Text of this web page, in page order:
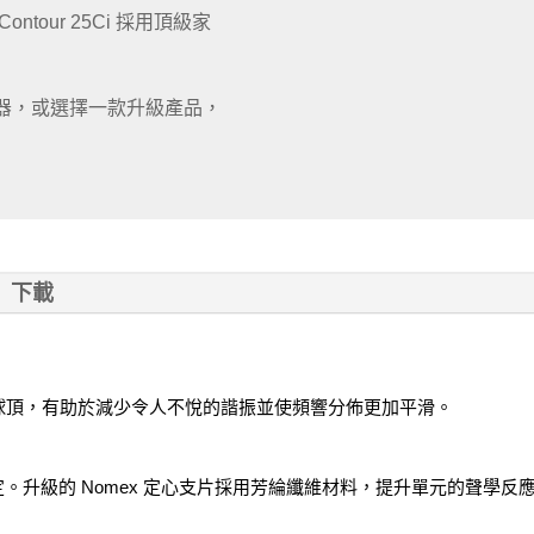
25Ci 採用頂級家
或選擇一款升級產品，
下載
，有助於減少令人不悅的諧振並使頻響分佈更加平滑。
升級的 Nomex 定心支片採用芳綸纖維材料，提升單元的聲學反